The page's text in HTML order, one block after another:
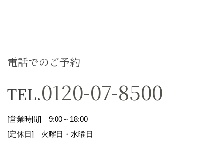
当社は事業の遂行に際して必要な個人情報につき
能な情報等から適正に取得致します。
３．個人情報の利用について
電話でのご予約
TEL.0120-07-8500
[営業時間] 9:00～18:00
[定休日] 火曜日・水曜日